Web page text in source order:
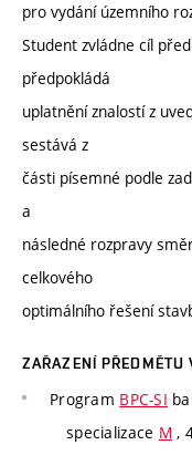
pro vydání územního
Student zvládne cíl
předpokládá
uplatnění znalostí z
sestává z
části písemné podle
a
následné rozpravy
celkového
optimálního řešení
ZAŘAZENÍ PŘEDMĚTU
Program BPC-SI
specializace M ,